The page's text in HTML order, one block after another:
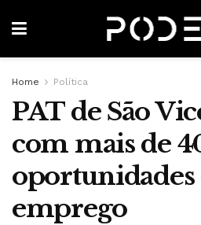
Home Política
PAT de São
com mais de
oportunidades
emprego